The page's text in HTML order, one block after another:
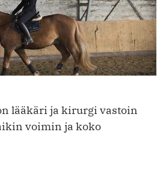
lääkäri ja kirurgi vastoin
voimin ja koko